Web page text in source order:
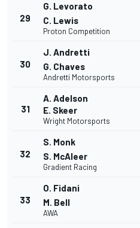
29
G. Levorato
C. Lewis
Proton Competition
30
J. Andretti
G. Chaves
Andretti Motorsports
31
A. Adelson
E. Skeer
Wright Motorsports
32
S. Monk
S. McAleer
Gradient Racing
33
O. Fidani
M. Bell
AWA